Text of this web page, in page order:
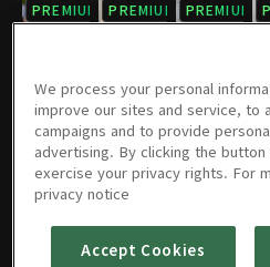
PREMIUM PREMIUM PREMIUM
PREMIUM
19회
02/16/2024 • 31분
PREMIUM
20회
PREMIUM
21회
We process your personal
improve our sites and service, to
campaigns and to provide
advertising. By clicking the
exercise your privacy rights. For
privacy notice
Accept Cookies